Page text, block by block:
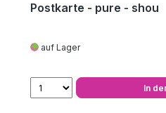
Postkarte - pure - shou
auf Lager
In